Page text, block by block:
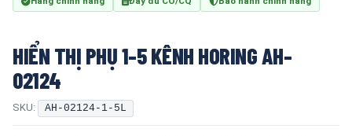
HIỂN THỊ PHỤ 1-5 KÊNH HORING AH-
02124
SKU: AH-02124-1-5L